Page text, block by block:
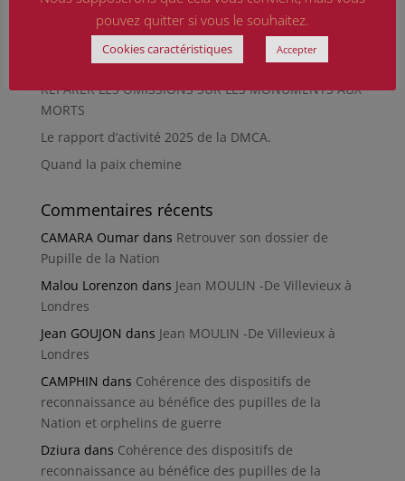
En silence et en peine
Futur Mur des noms des victimes de la Seconde
Guerre mondiale
RÉPARER LES OMISSIONS SUR LES MONUMENTS AUX
MORTS
Le rapport d’activité 2025 de la DMCA.
Quand la paix chemine
Commentaires récents
CAMARA Oumardans Retrouver son dossier de
Pupille de la Nation
Malou Lorenzon dans Jean MOULIN -De Villevieux à
Londres
Jean GOUJON dans Jean MOULIN -De Villevieux à
Londres
CAMPHIN dans Cohérence des dispositifs de
reconnaissance au bénéfice des pupilles de la
Nation et orphelins de guerre
Dziura dans Cohérence des dispositifs de
reconnaissance au bénéfice des pupilles de la
pouvez quitter si vous le souhaitez.
Cookies caractéristiques Accepter